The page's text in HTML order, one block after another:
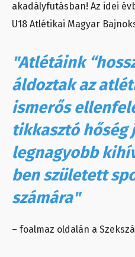
akadályfutásban! Az idei
U18 Atlétikai Magyar
"Atlétáink
áldoztak az
ismerős
tikkasztó hőség
legnagyobb
ben született
számára"
– foalmaz oldalán a